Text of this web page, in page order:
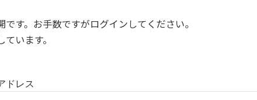
です。お手数ですがログインしてください。
います。
ドレス